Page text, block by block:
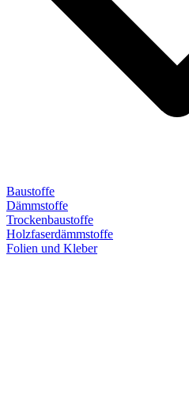
Baustoffe
Dämmstoffe
Trockenbaustoffe
Holzfaserdämmstoffe
Folien und Kleber